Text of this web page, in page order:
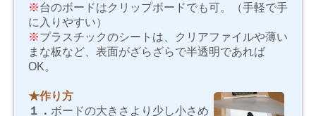
※台のボードはクリップボードでも可。（手軽で手
に入りやすい）
※プラスチックのシートは、クリアファイルや薄い
まな板など、表面がざらざらで半透明であれば
OK。
★作り方
１． ボードの大きさより少し小さめ